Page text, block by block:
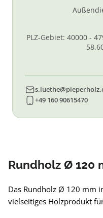
PLZ-Gebiet: 40000 -
+49 160 90615470
Rundholz Ø 120
Das Rundholz Ø 120 mm
vielseitiges Holzprodukt